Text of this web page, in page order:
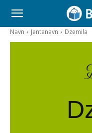
Navn Jentenavn Dzemila